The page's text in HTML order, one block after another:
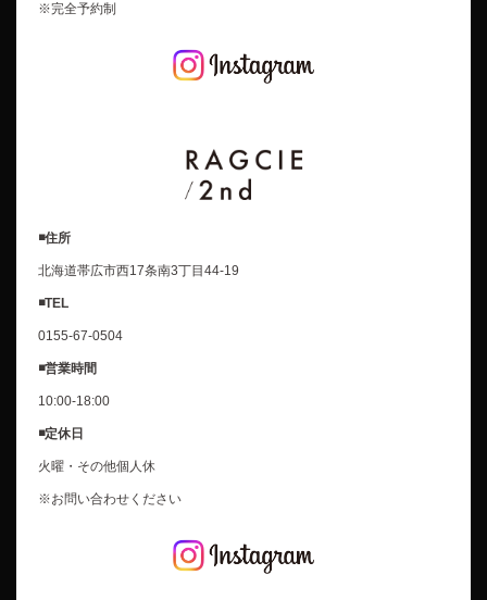
※完全予約制
◾️住所
北海道帯広市西17条南3丁目44-19
◾️TEL
0155-67-0504
◾️営業時間
10:00-18:00
◾️定休日
火曜・その他個人休
※お問い合わせください